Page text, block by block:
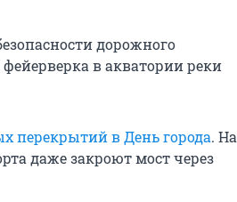
дорожного
в акватории реки
перекрытий в День города. На
даже закроют мост через